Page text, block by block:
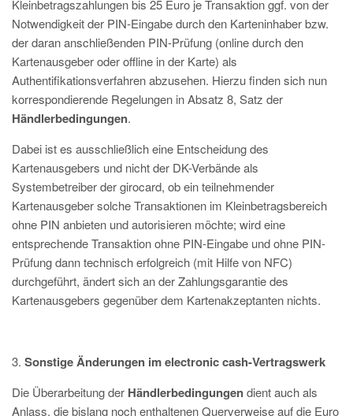
Kleinbetragszahlungen bis 25 Euro je Transaktion ggf. von der
Notwendigkeit der PIN-Eingabe durch den Karteninhaber bzw.
der daran anschließenden PIN-Prüfung (online durch den
Kartenausgeber oder offline in der Karte) als
Authentifikationsverfahren abzusehen. Hierzu finden sich nun
korrespondierende Regelungen in Absatz 8, Satz der
Händlerbedingungen.
Dabei ist es ausschließlich eine Entscheidung des
Kartenausgebers und nicht der DK-Verbände als
Systembetreiber der girocard, ob ein teilnehmender
Kartenausgeber solche Transaktionen im Kleinbetragsbereich
ohne PIN anbieten und autorisieren möchte; wird eine
entsprechende Transaktion ohne PIN-Eingabe und ohne PIN-
Prüfung dann technisch erfolgreich (mit Hilfe von NFC)
durchgeführt, ändert sich an der Zahlungsgarantie des
Kartenausgebers gegenüber dem Kartenakzeptanten nichts.
3. Sonstige Änderungen im electronic cash-Vertragswerk
Die Überarbeitung der Händlerbedingungendient auch als
Anlass, die bislang noch enthaltenen Querverweise auf die Euro